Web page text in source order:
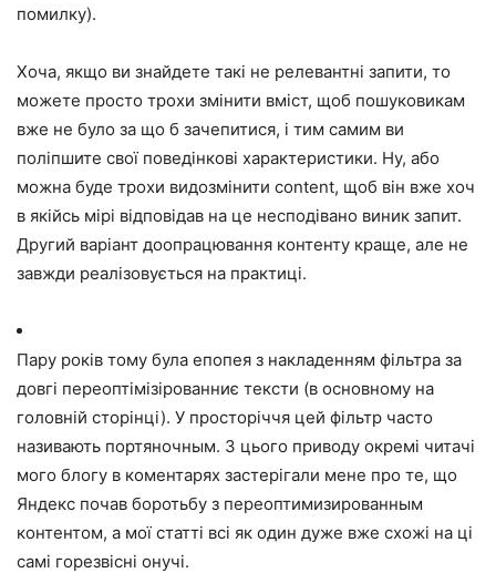
помилку).
Хоча, якщо ви знайдете такі не релевантні запити, то
можете просто трохи змінити вміст, щоб пошуковикам
вже не було за що б зачепитися, і тим самим ви
поліпшите свої поведінкові характеристики. Ну, або
можна буде трохи видозмінити content, щоб він вже хоч
в якійсь мірі відповідав на це несподівано виник запит.
Другий варіант доопрацювання контенту краще, але не
завжди реалізовується на практиці.
Пару років тому була епопея з накладенням фільтра за
довгі переоптімізірованниє тексти (в основному на
головній сторінці). У просторіччя цей фільтр часто
називають портяночным. З цього приводу окремі читачі
мого блогу в коментарях застерігали мене про те, що
Яндекс почав боротьбу з переоптимизированным
контентом, а мої статті всі як один дуже вже схожі на ці
самі горезвісні онучі.